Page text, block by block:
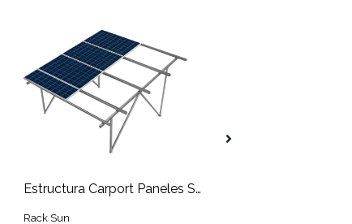
Estructura Carport Paneles Solares 2x5 tipo W para 2 Vehículos
Rack Sun